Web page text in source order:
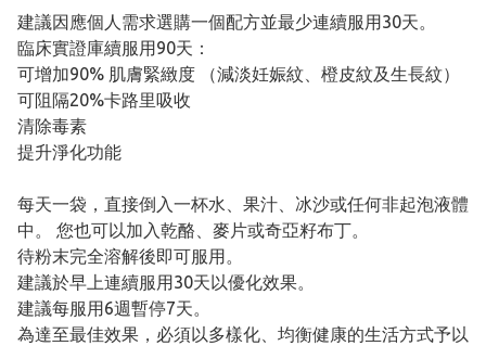
建議因應個人需求選購一個配方並最少連續服用30天。
臨床實證庫續服用90天：
可增加90% 肌膚緊緻度 （減淡妊娠紋、橙皮紋及生長紋）
可阻隔20%卡路里吸收
清除毒素
提升淨化功能
每天一袋，直接倒入一杯水、果汁、冰沙或任何非起泡液體
中。 您也可以加入乾酪、麥片或奇亞籽布丁。
待粉末完全溶解後即可服用。
建議於早上連續服用30天以優化效果。
建議每服用6週暫停7天。
為達至最佳效果，必須以多樣化、均衡健康的生活方式予以